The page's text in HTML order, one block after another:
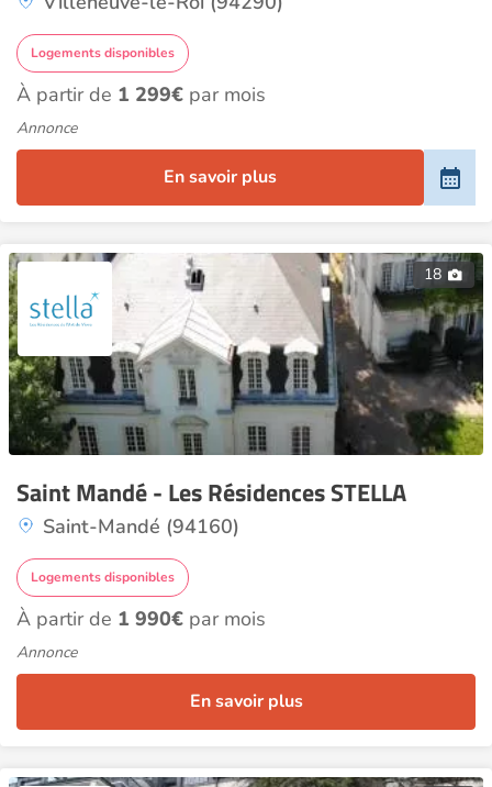
Logements disponibles
À partir de 1 299€ par mois
Annonce
En savoir plus
18
Saint Mandé - Les Résidences STELLA
Saint-Mandé (94160)
Logements disponibles
À partir de 1 990€ par mois
Annonce
En savoir plus